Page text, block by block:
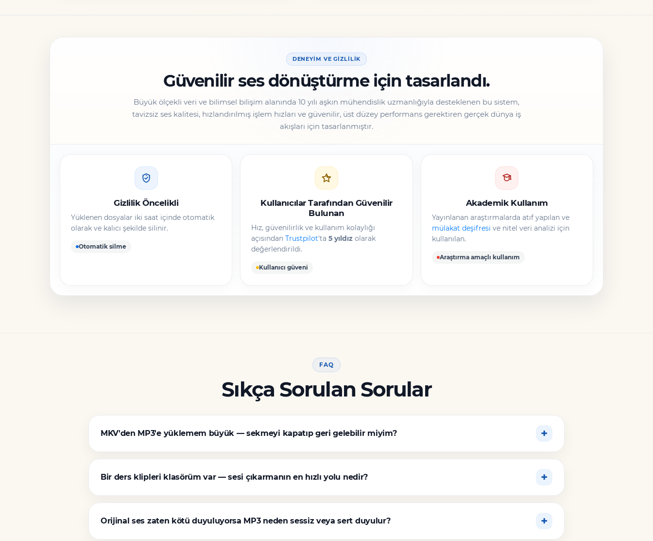
DENEYIM VE GIZLILIK
Güvenilir ses dönüştürme için tasarlandı.
Büyük ölçekli veri ve bilimsel bilişim alanında 10 yılı aşkın mühendislik uzmanlığıyla desteklenen bu sistem,
tavizsiz ses kalitesi, hızlandırılmış işlem hızları ve güvenilir, üst düzey performans gerektiren gerçek dünya iş
akışları için tasarlanmıştır.
Gizlilik Öncelikli
Yüklenen dosyalar iki saat içinde otomatik
olarak ve kalıcı şekilde silinir.
Otomatik silme
Kullanıcılar Tarafından Güvenilir
Bulunan
Hız, güvenilirlik ve kullanım kolaylığı
açısındanTrustpilot'ta5 yıldız olarak
değerlendirildi.
Kullanıcı güveni
Akademik Kullanım
Yayınlanan araştırmalarda atıf yapılan ve
mülakat deşifresi ve nitel veri analizi için
kullanılan.
Araştırma amaçlı kullanım
FAQ
Sıkça Sorulan Sorular
MKV'den MP3'e yüklemem büyük — sekmeyi kapatıp geri gelebilir miyim?
Bir ders klipleri klasörüm var — sesi çıkarmanın en hızlı yolu nedir?
Orijinal ses zaten kötü duyuluyorsa MP3 neden sessiz veya sert duyulur?